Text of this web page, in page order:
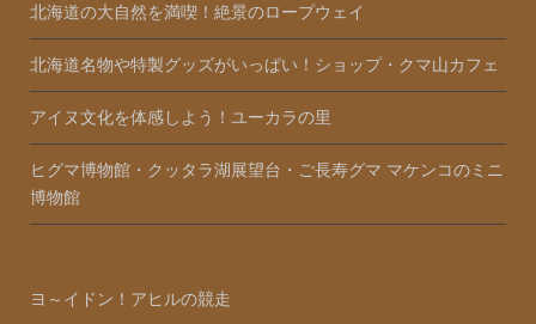
北海道の大自然を満喫！絶景のロープウェイ
北海道名物や特製グッズがいっぱい！ショップ・クマ山カフェ
アイヌ文化を体感しよう！ユーカラの里
ヒグマ博物館・クッタラ湖展望台・ご長寿グマ マケンコのミニ
博物館
ヨ～イドン！アヒルの競走